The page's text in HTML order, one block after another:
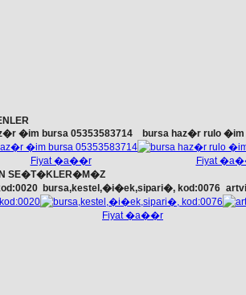
�im bursa 05353583714
Fiyat �a��r
bursa haz�r rulo �im
Fiyat
SE�T�KLER�M�Z
bursa,kestel,�i�ek,sipari�, kod:0076
Fiyat �a��r